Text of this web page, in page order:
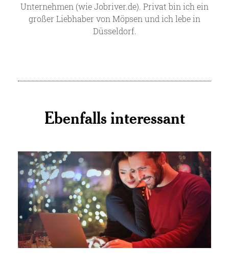
Unternehmen (wie Jobriver.de). Privat bin ich ein
großer Liebhaber von Möpsen und ich lebe in
Düsseldorf.
Ebenfalls interessant